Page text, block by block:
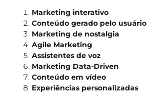
Marketing interativo
Conteúdo gerado pelo usuário
Marketing de nostalgia
Agile Marketing
Assistentes de voz
Marketing Data-Driven
Conteúdo em vídeo
Experiências personalizadas